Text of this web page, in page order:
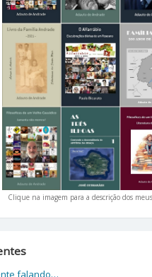
Clique na imagem para a descrição dos
falando…